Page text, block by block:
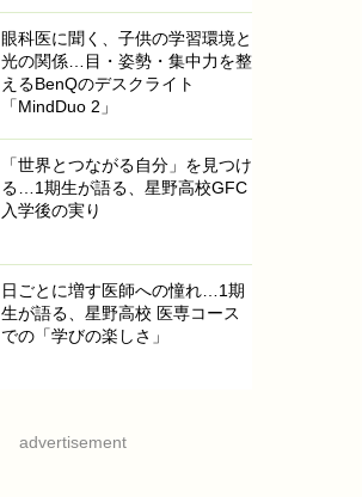
眼科医に聞く、子供の学習環境と
光の関係…目・姿勢・集中力を整
えるBenQのデスクライト
「MindDuo 2」
「世界とつながる自分」を見つけ
る…1期生が語る、星野高校GFC
入学後の実り
日ごとに増す医師への憧れ…1期
生が語る、星野高校 医専コース
での「学びの楽しさ」
advertisement